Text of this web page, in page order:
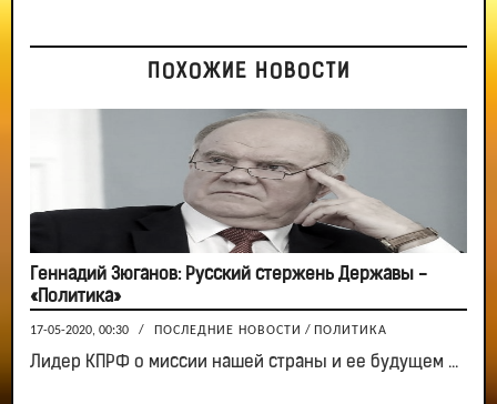
ПОХОЖИЕ НОВОСТИ
Геннадий Зюганов: Русский стержень Державы -
«Политика»
17-05-2020, 00:30 / ПОСЛЕДНИЕ НОВОСТИ / ПОЛИТИКА
Лидер КПРФ о миссии нашей страны и ее будущем ...